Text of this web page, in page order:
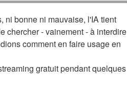
ni bonne ni mauvaise, l'IA tient
chercher - vainement - à interdire
comment en faire usage en
gratuit pendant quelques